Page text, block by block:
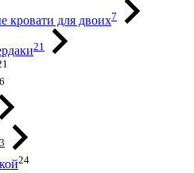
кровати для двоих7
21
24